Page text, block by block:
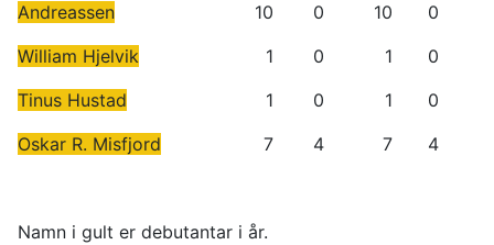
Andreassen
10 0 10
0
William Hjelvik
1 0 1
0
Tinus Hustad
1 0 1
0
Oskar R. Misfjord
7 4 7 4
Namn i gult er debutantar i år.